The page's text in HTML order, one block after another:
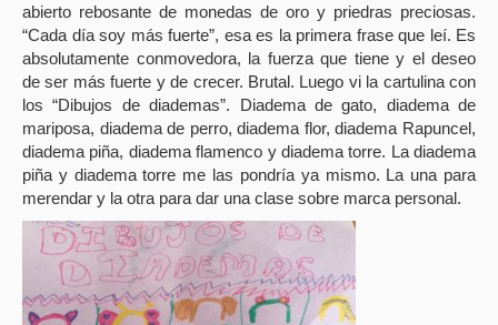
abierto rebosante de monedas de oro y priedras preciosas.
“Cada día soy más fuerte”, esa es la primera frase que leí. Es
absolutamente conmovedora, la fuerza que tiene y el deseo
de ser más fuerte y de crecer. Brutal. Luego vi la cartulina con
los “Dibujos de diademas”. Diadema de gato, diadema de
mariposa, diadema de perro, diadema flor, diadema Rapuncel,
diadema piña, diadema flamenco y diadema torre. La diadema
piña y diadema torre me las pondría ya mismo. La una para
merendar y la otra para dar una clase sobre marca personal.